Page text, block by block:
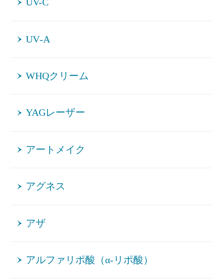
UV-C
UV‐A
WHQクリーム
YAGレーザー
アートメイク
アグネス
アザ
アルファリポ酸（α-リポ酸）